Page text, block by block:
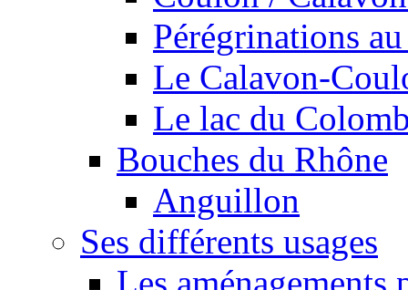
Pérégrinations
Le Calavon-
Le lac du
Bouches du Rhône
Anguillon
Ses différents usages